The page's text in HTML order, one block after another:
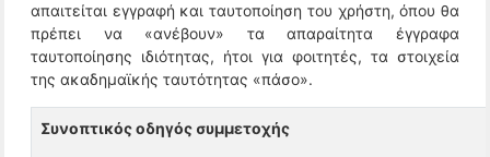
απαιτείται εγγραφή και ταυτοποίηση του χρήστη, όπου θα
πρέπει να «ανέβουν» τα απαραίτητα έγγραφα
ταυτοποίησης ιδιότητας, ήτοι για φοιτητές, τα στοιχεία
της ακαδημαϊκής ταυτότητας «πάσο».
Συνοπτικός οδηγός συμμετοχής